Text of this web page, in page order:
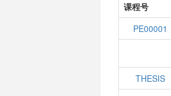
课程号
PE00001
THESIS